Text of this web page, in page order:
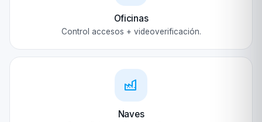
Oficinas
Control accesos + videoverificación.
Naves